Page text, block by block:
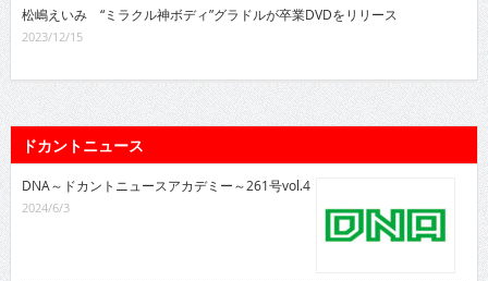
松嶋えいみ “ミラクル神ボディ”グラドルが卒業DVDをリリース
2023/12/15
ドカントニュース
DNA～ドカントニュースアカデミー～261号vol.4
2024/6/3